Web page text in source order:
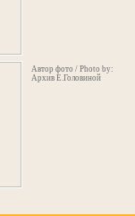
Автор фото / Photo by:
Архив Е.Головиной